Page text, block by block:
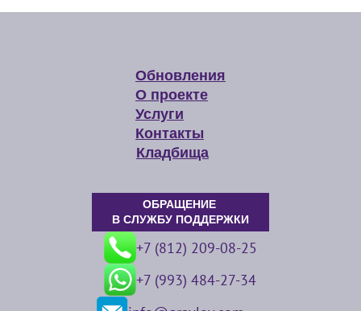
Обновления
О проекте
Услуги
Контакты
Кладбища
ОБРАЩЕНИЕ
В СЛУЖБУ ПОДДЕРЖКИ
+7 (812) 209-08-25
+7 (993) 484-27-34